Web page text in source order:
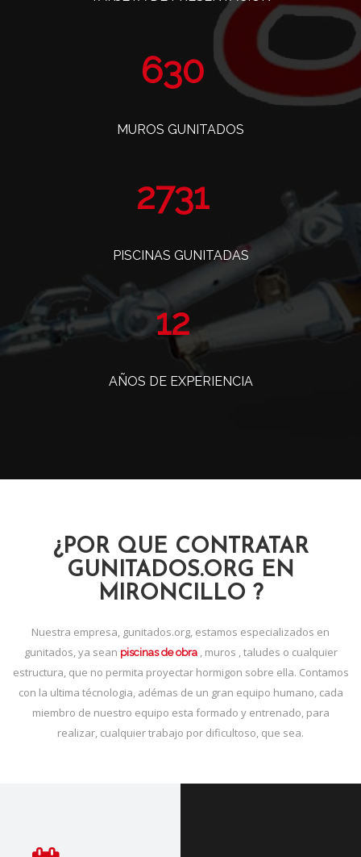
773
MUROS GUNITADOS
3352
PISCINAS GUNITADAS
14
AÑOS DE EXPERIENCIA
¿POR QUE CONTRATAR
GUNITADOS.ORG EN
MIRONCILLO ?
Nuestra empresa, gunitados.org, estamos especializados en
gunitados, ya sean piscinas de obra, muros , taludes o cualquier
estructura, que no permita proyectar hormigon sobre ella. Contamos
con la ultima técnologia, adémas de un gran equipo humano, cada
miembro de nuestro equipo esta formado y entrenado, para
realizar, cualquier trabajo por dificultoso, que sea.